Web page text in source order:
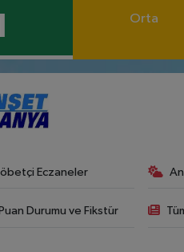
Orta
Eczaneler
Durumu ve Fikstür